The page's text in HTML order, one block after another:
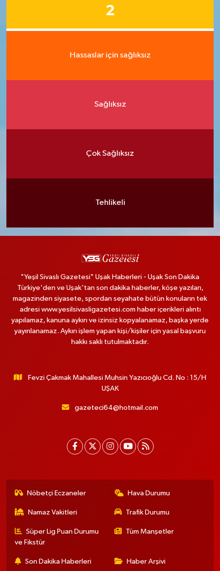
2
Hassaslar için sağlıksız
Sağlıksız
Çok Sağlıksız
Tehlikeli
"Yeşil Sivaslı Gazetesi" Uşak Haberleri - Uşak Son Dakika
Türkiye'den ve Uşak'tan son dakika haberler, köşe yazıları,
magazinden siyasete, spordan seyahate bütün konuların tek
adresi www.yesilsivasligazetesi.com haber içerikleri alıntı
yapılamaz, kanuna aykırı ve izinsiz kopyalanamaz, başka yerde
yayınlanamaz. Aykırı işlem yapan kişi/kişiler için yasal başvuru
hakkı saklı tutulmaktadır.
Fevzi Çakmak Mahallesi Muhsin Yazıcıoğlu Cd. No : 15/H
UŞAK
gazeteci64@hotmail.com
Nöbetçi Eczaneler Hava Durumu
Namaz Vakitleri Trafik Durumu
Süper Lig Puan Durumu
ve Fikstür
Tüm Manşetler
Son Dakika Haberleri Haber Arşivi